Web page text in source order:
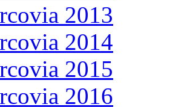
2013
2014
2015
2016